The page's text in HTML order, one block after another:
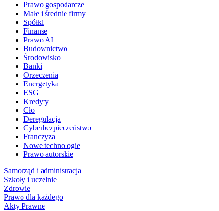
Prawo gospodarcze
Małe i średnie firmy
Spółki
Finanse
Prawo AI
Budownictwo
Środowisko
Banki
Orzeczenia
Energetyka
ESG
Kredyty
Cło
Deregulacja
Cyberbezpieczeństwo
Franczyza
Nowe technologie
Prawo autorskie
Samorząd i administracja
Szkoły i uczelnie
Zdrowie
Prawo dla każdego
Akty Prawne